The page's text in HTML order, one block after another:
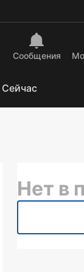
Сообщения
Нет в